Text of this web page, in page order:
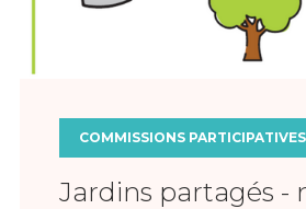
COMMISSIONS PARTICIPATIVES
Jardins partagés -